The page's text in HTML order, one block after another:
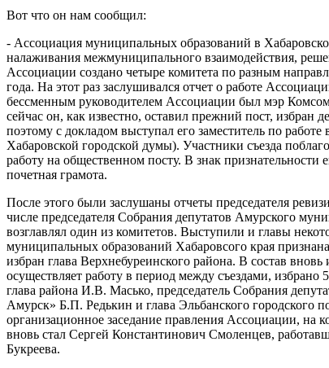
Вот что он нам сообщил:
- Ассоциация муниципальных образований в
налаживания межмуниципального взаимодействия,
Ассоциации создано четыре комитета по разным
года. На этот раз заслушивался отчет о работе
бессменным руководителем Ассоциации был мэр
сейчас он, как известно, оставил прежний пост, избран
поэтому с докладом выступал его заместитель по
Хабаровской городской думы). Участники съезда
работу на общественном посту. В знак
почетная грамота.
После этого были заслушаны отчеты председателя
числе председателя Собрания депутатов Амурского
возглавлял один из комитетов. Выступили и главы
муниципальных образований Хабаровсого края
избран глава Верхнебуреинского района. В состав
осуществляет работу в период между съездами,
глава района И.В. Масько, председатель Собрания
Амурск» Б.П. Редькин и глава Эльбанского городского
организационное заседание правления Ассоциации,
вновь стал Сергей Константинович Смоленцев,
Букреева.